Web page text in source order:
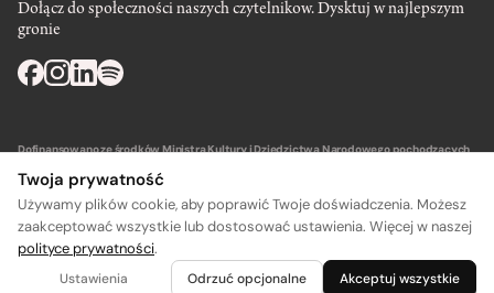
Dołącz do społeczności naszych czytelnikow. Dysktuj w najlepszym
gronie
Dofinansowano ze środków Ministra Kultury i Dziedzictwa Narodowego pochodzących
Wydawca: SIW Znak w Krakowie
Twoja prywatność
Używamy plików cookie, aby poprawić Twoje doświadczenia. Możesz
zaakceptować wszystkie lub dostosować ustawienia. Więcej w naszej
polityce prywatności.
Ustawienia Odrzuć opcjonalne Akceptuj wszystkie